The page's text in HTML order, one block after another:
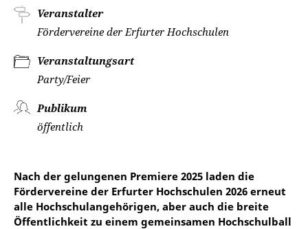
Veranstalter
Fördervereine der Erfurter Hochschulen
Veranstaltungsart
Party/Feier
Publikum
öffentlich
Nach der gelungenen Premiere 2025 laden die
Fördervereine der Erfurter Hochschulen 2026 erneut
alle Hochschulangehörigen, aber auch die breite
Öffentlichkeit zu einem gemeinsamen Hochschulball